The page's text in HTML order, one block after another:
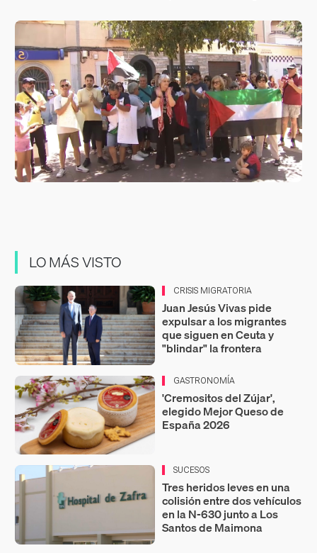
LO MÁS VISTO
CRISIS MIGRATORIA
Juan Jesús Vivas pide
expulsar a los migrantes
que siguen en Ceuta y
"blindar" la frontera
GASTRONOMÍA
'Cremositos del Zújar',
elegido Mejor Queso de
España 2026
SUCESOS
Tres heridos leves en una
colisión entre dos vehículos
en la N-630 junto a Los
Santos de Maimona